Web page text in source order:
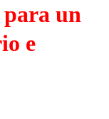
un
e